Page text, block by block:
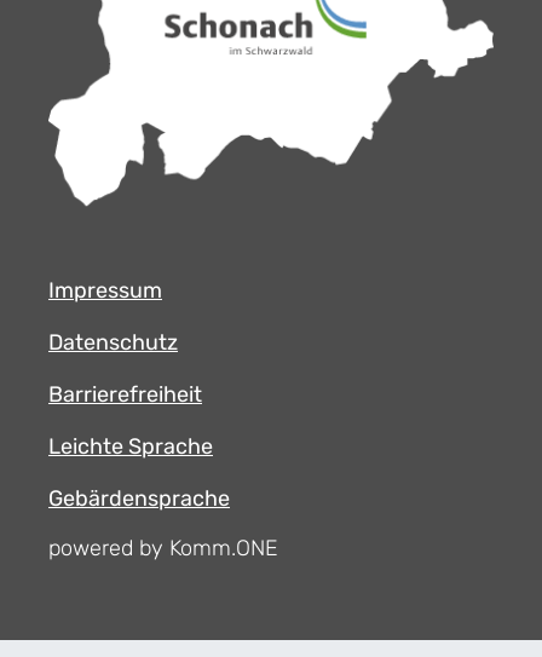
Impressum
Datenschutz
Barrierefreiheit
Leichte Sprache
Gebärdensprache
powered by Komm.ONE